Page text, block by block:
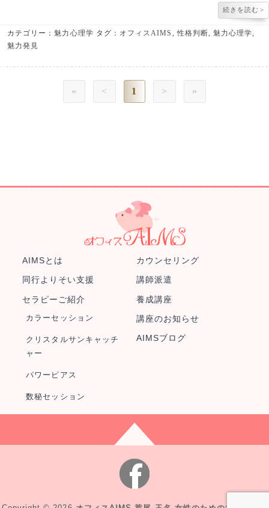
続きを読む >
カテゴリー： 魅力心理学 タグ： オフィスAIMS ,性格判断 魅力心理学
魅力発見
« < 1 > »
AIMSとは カウンセリング
同行よりそい支援 講師派遣
セラピーご紹介
カラーセッション
クリスタルサンキャッチ
ャー
パワーピアス
数秘セッション
養成講座
講座のお知らせ
AIMSブログ